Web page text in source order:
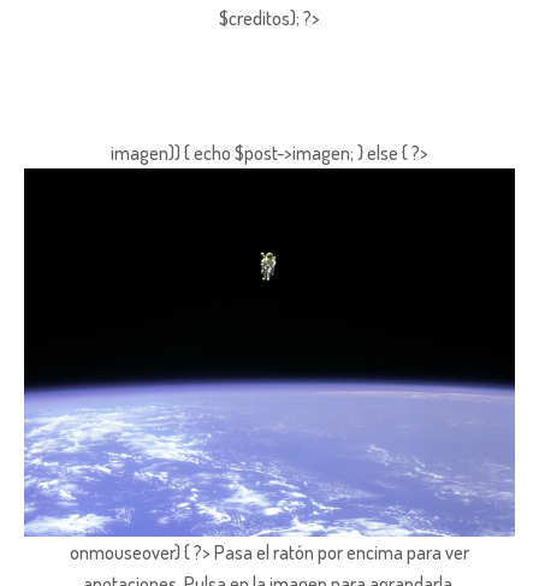
$creditos); ?>
imagen)) { echo $post->imagen; } else { ?>
onmouseover) { ?> Pasa el ratón por encima para ver